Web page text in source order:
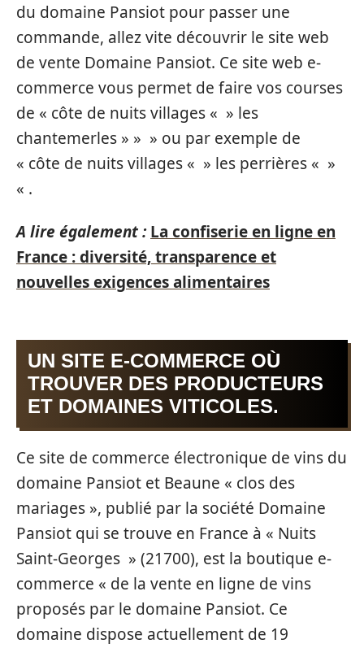
du domaine Pansiot pour passer une
commande, allez vite découvrir le site web
de vente Domaine Pansiot. Ce site web e-
commerce vous permet de faire vos courses
de « côte de nuits villages « » les
chantemerles » » » ou par exemple de
« côte de nuits villages « » les perrières « »
« .
A lire également : La confiserie en ligne en
France : diversité, transparence et
nouvelles exigences alimentaires
UN SITE E-COMMERCE OÙ
TROUVER DES PRODUCTEURS
ET DOMAINES VITICOLES.
Ce site de commerce électronique de vins du
domaine Pansiot et Beaune « clos des
mariages », publié par la société Domaine
Pansiot qui se trouve en France à « Nuits
Saint-Georges » (21700), est la boutique e-
commerce « de la vente en ligne de vins
proposés par le domaine Pansiot. Ce
domaine dispose actuellement de 19